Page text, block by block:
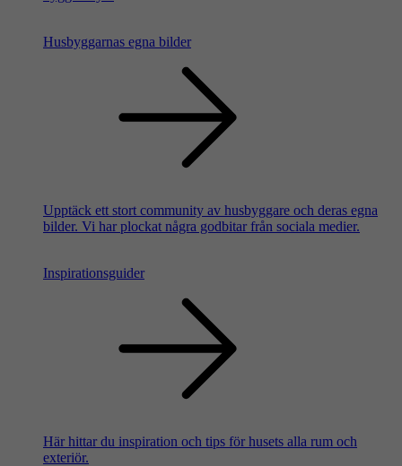
Husbyggarnas egna bilder
Upptäck ett stort community av husbyggare och deras egna
bilder. Vi har plockat några godbitar från sociala medier.
Inspirationsguider
Här hittar du inspiration och tips för husets alla rum och
exteriör.